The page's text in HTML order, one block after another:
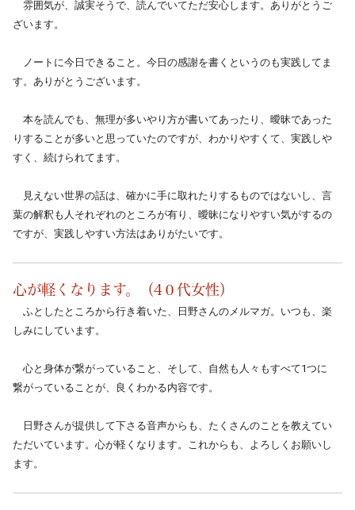
雰囲気が、誠実そうで、読んでいてただ安心します。ありがとうご
ざいます。
ノートに今日できること。今日の感謝を書くというのも実践してま
す。ありがとうございます。
本を読んでも、無理が多いやり方が書いてあったり、曖昧であった
りすることが多いと思っていたのですが、わかりやすくて、実践しや
すく、続けられてます。
見えない世界の話は、確かに手に取れたりするものではないし、言
葉の解釈も人それぞれのところが有り、曖昧になりやすい気がするの
ですが、実践しやすい方法はありがたいです。
心が軽くなります。（4０代女性）
ふとしたところから行き着いた、日野さんのメルマガ。いつも、楽
しみにしています。
心と身体が繋がっていること、そして、自然も人々もすべて1つに
繋がっていることが、良くわかる内容です。
日野さんが提供して下さる音声からも、たくさんのことを教えてい
ただいています。心が軽くなります。これからも、よろしくお願いし
ます。